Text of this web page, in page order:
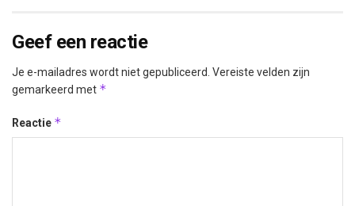
Geef een reactie
Je e-mailadres wordt niet gepubliceerd. Vereiste velden zijn
gemarkeerd met *
Reactie *